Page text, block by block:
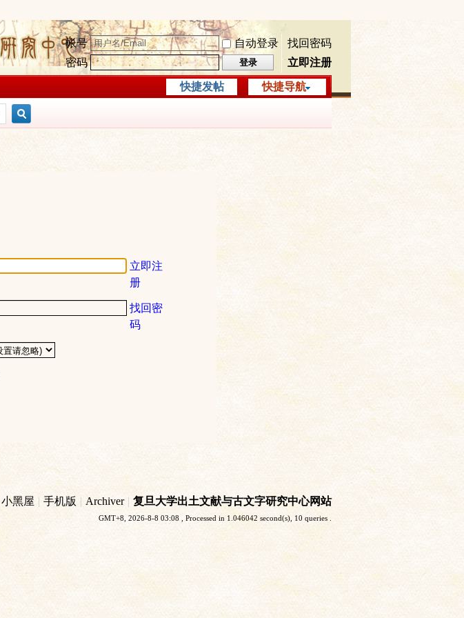
帐号 自动登录
找回密码
密码
登录 立即注册
快捷导航
快捷发帖
立即注
册
找回密
码
小黑屋 | 手机版 | Archiver | 复旦大学出土文献与古文字研究中心网站
GMT+8, 2026-8-8 03:08 , Processed in 1.046042 second(s), 10 queries .